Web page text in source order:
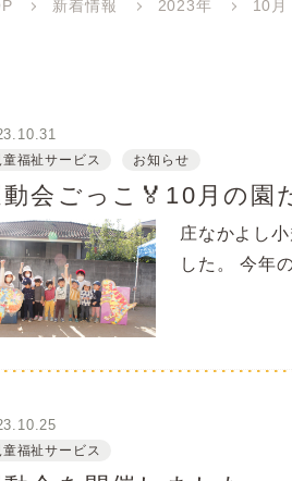
新着情報 2023年 10月
童福祉サービス お知らせ
会ごっこ🏅10月の園
庄なかよし
した。 今年
童福祉サービス